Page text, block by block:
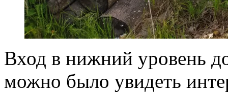
Вход в нижний уровень
можно было увидеть